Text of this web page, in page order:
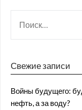
Свежие записи
Войны будущего:
нефть, а за воду?